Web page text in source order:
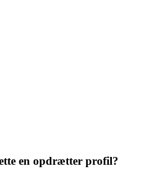
en opdrætter profil?